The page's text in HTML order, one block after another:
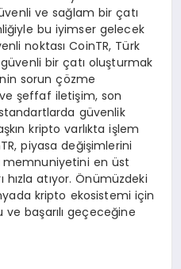
ve sağlam bir çatı
bu iyimser gelecek
noktası CoinTR, Türk
güvenli bir çatı oluşturmak
sorun çözme
şeffaf iletişim, son
güvenlik
kripto varlıkta işlem
piyasa değişimlerini
memnuniyetini en üst
hızla atıyor. Önümüzdeki
kripto ekosistemi için
başarılı geçeceğine